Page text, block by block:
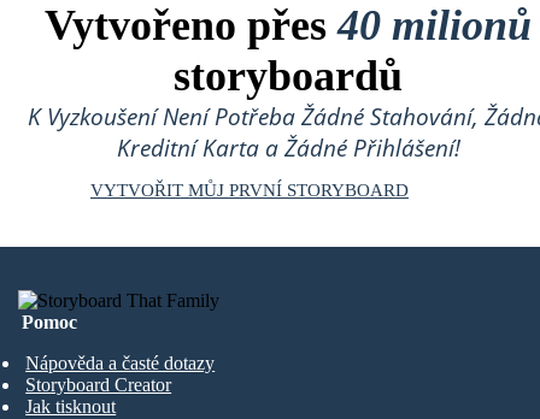
Vytvořeno přes40 milionů
storyboardů
K Vyzkoušení Není Potřeba Žádné Stahování,
Kreditní Karta a Žádné Přihlášení!
VYTVOŘIT MŮJ PRVNÍ STORYBOARD
Pomoc
Nápověda a časté dotazy
Storyboard Creator
Jak tisknout